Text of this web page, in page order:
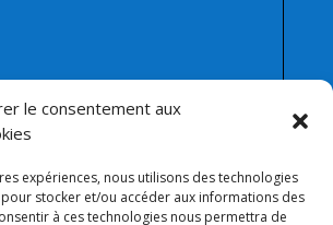
le consentement aux
expériences, nous utilisons des technologies
stocker et/ou accéder aux informations des
à ces technologies nous permettra de